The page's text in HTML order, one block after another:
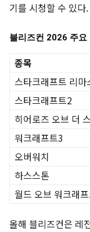
기를 시청할 수 있다.
블리즈컨 2026 주요
종목
스타크래프트 리마
스타크래프트2
히어로즈 오브 더
워크래프트3
오버워치
하스스톤
월드 오브 워크래
올해 블리즈컨은 레